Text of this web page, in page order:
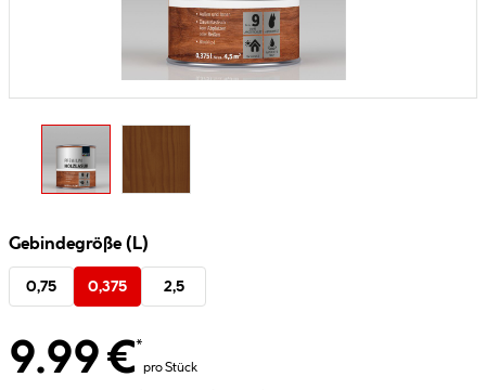
Gebindegröße (L)
0,75 0,375 2,5
9.99 €*
pro Stück